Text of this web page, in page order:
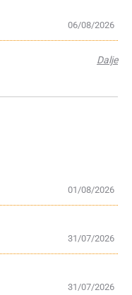
06/08/2026
Dalje
01/08/2026
31/07/2026
31/07/2026